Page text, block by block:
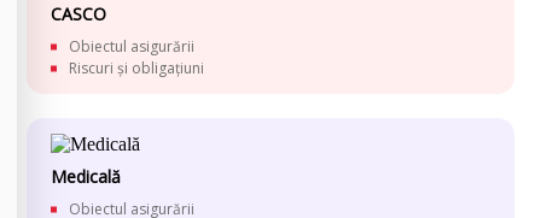
CASCO
Obiectul asigurării
Riscuri și obligațiuni
Medicală
Obiectul asigurării